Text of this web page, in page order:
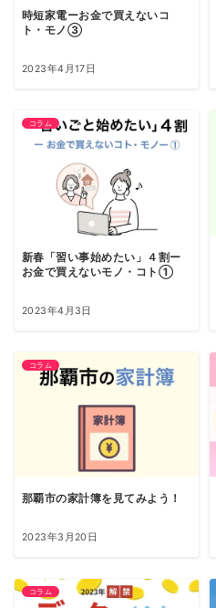
時短家電ーお金で買えないコ
ト・モノ③
2023年4月17日
コラム
新春「習い事始めたい」４割ー
お金で買えないモノ・コト①
2023年4月3日
コラム
那覇市の家計簿を見てみよう！
2023年3月20日
コラム